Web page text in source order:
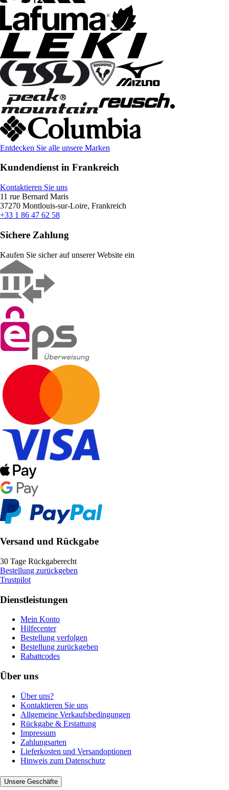
Entdecken Sie alle unsere Marken
Kundendienst in Frankreich
Kontaktieren Sie uns
11 rue Bernard Maris
37270 Montlouis-sur-Loire, Frankreich
+33 1 86 47 62 58
Sichere Zahlung
Kaufen Sie sicher auf unserer Website ein
Versand und Rückgabe
30 Tage Rückgaberecht
Bestellung zurückgeben
Trustpilot
Dienstleistungen
Mein Konto
Hilfecenter
Bestellung verfolgen
Bestellung zurückgeben
Rabattcodes
Über uns
Über uns?
Kontaktieren Sie uns
Allgemeine Verkaufsbedingungen
Rückgabe & Erstattung
Impressum
Zahlungsarten
Lieferkosten und Versandoptionen
Hinweis zum Datenschutz
Unsere Geschäfte